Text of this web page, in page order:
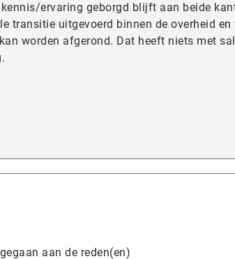
ervaring geborgd blijft aan beide
transitie uitgevoerd binnen de overheid en
worden afgerond. Dat heeft niets met
aan de reden(en)